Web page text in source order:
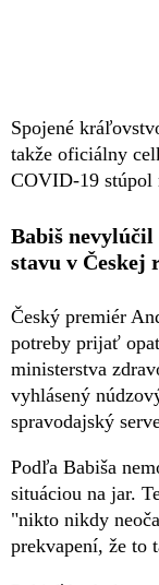
Spojené
takže oficiálny
COVID-19 stúpol
Babiš nevylúčil
stavu v Českej
Český premiér
potreby prijať
ministerstva
vyhlásený
spravodajský
Podľa Babiša
situáciou na jar.
"nikto nikdy
prekvapení, že to